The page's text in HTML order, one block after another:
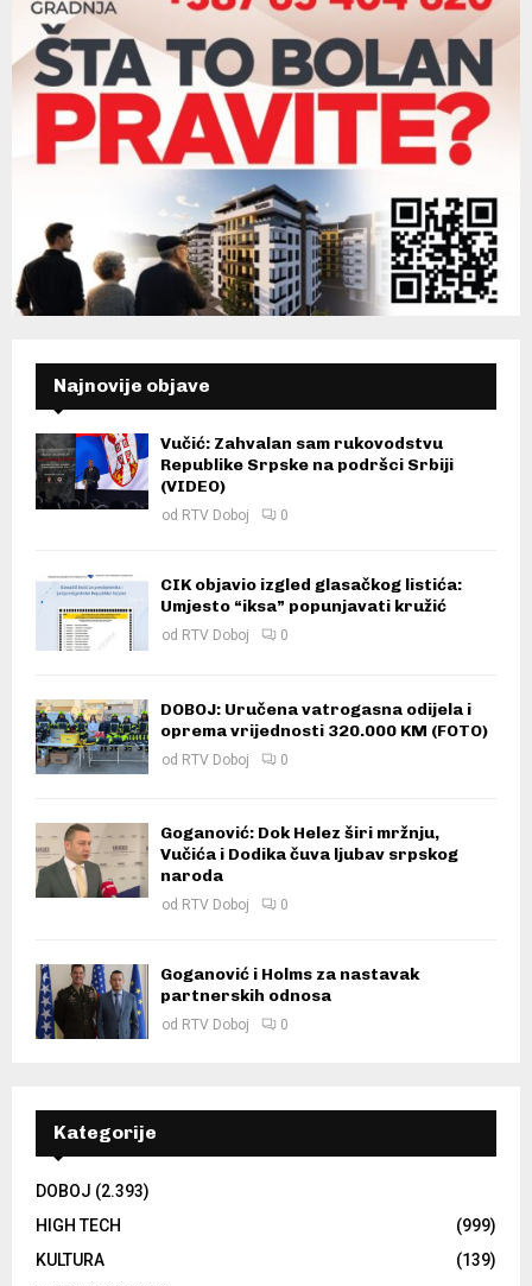
Najnovije objave
Vučić: Zahvalan sam rukovodstvu
Republike Srpske na podršci Srbiji
(VIDEO)
od RTV Doboj 0
CIK objavio izgled glasačkog listića:
Umjesto “iksa” popunjavati kružić
od RTV Doboj 0
DOBOJ: Uručena vatrogasna odijela i
oprema vrijednosti 320.000 KM (FOTO)
od RTV Doboj 0
Goganović: Dok Helez širi mržnju,
Vučića i Dodika čuva ljubav srpskog
naroda
od RTV Doboj 0
Goganović i Holms za nastavak
partnerskih odnosa
od RTV Doboj 0
Kategorije
DOBOJ (2.393)
HIGH TECH
(999)
KULTURA
(139)